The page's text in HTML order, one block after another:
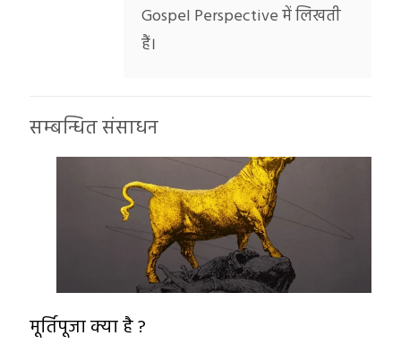
Gospel Perspective में लिखती
हैं।
सम्बन्धित संसाधन
मूर्तिपूजा क्या है ?